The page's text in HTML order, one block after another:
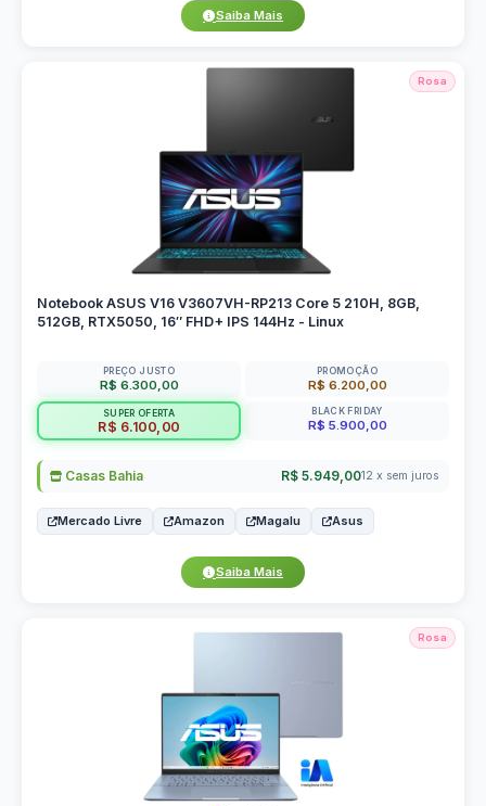
Saiba Mais
Rosa
Notebook ASUS V16 V3607VH-RP213 Core 5 210H, 8GB,
512GB, RTX5050, 16″ FHD+ IPS 144Hz - Linux
PREÇO JUSTO
R$ 6.300,00
PROMOÇÃO
R$ 6.200,00
SUPER OFERTA
R$ 6.100,00
BLACK FRIDAY
R$ 5.900,00
Casas Bahia R$ 5.949,0012 x sem juros
Mercado Livre Amazon Magalu Asus
Saiba Mais
Rosa